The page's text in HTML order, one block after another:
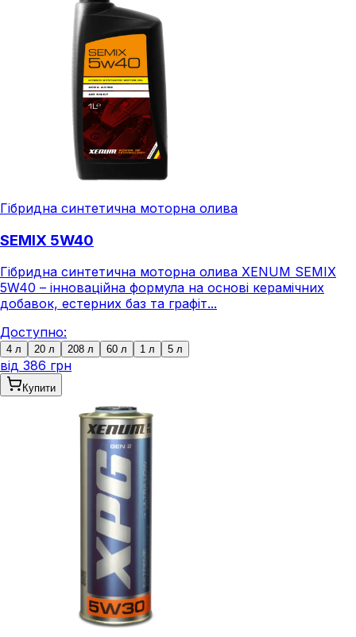
Гібридна синтетична моторна олива
SEMIX 5W40
Гібридна синтетична моторна олива XENUM SEMIX
5W40 – інноваційна формула на основі керамічних
добавок, естерних баз та графіт...
Доступно:
4 л 20 л 208 л 60 л 1 л 5 л
від 386 грн
Купити